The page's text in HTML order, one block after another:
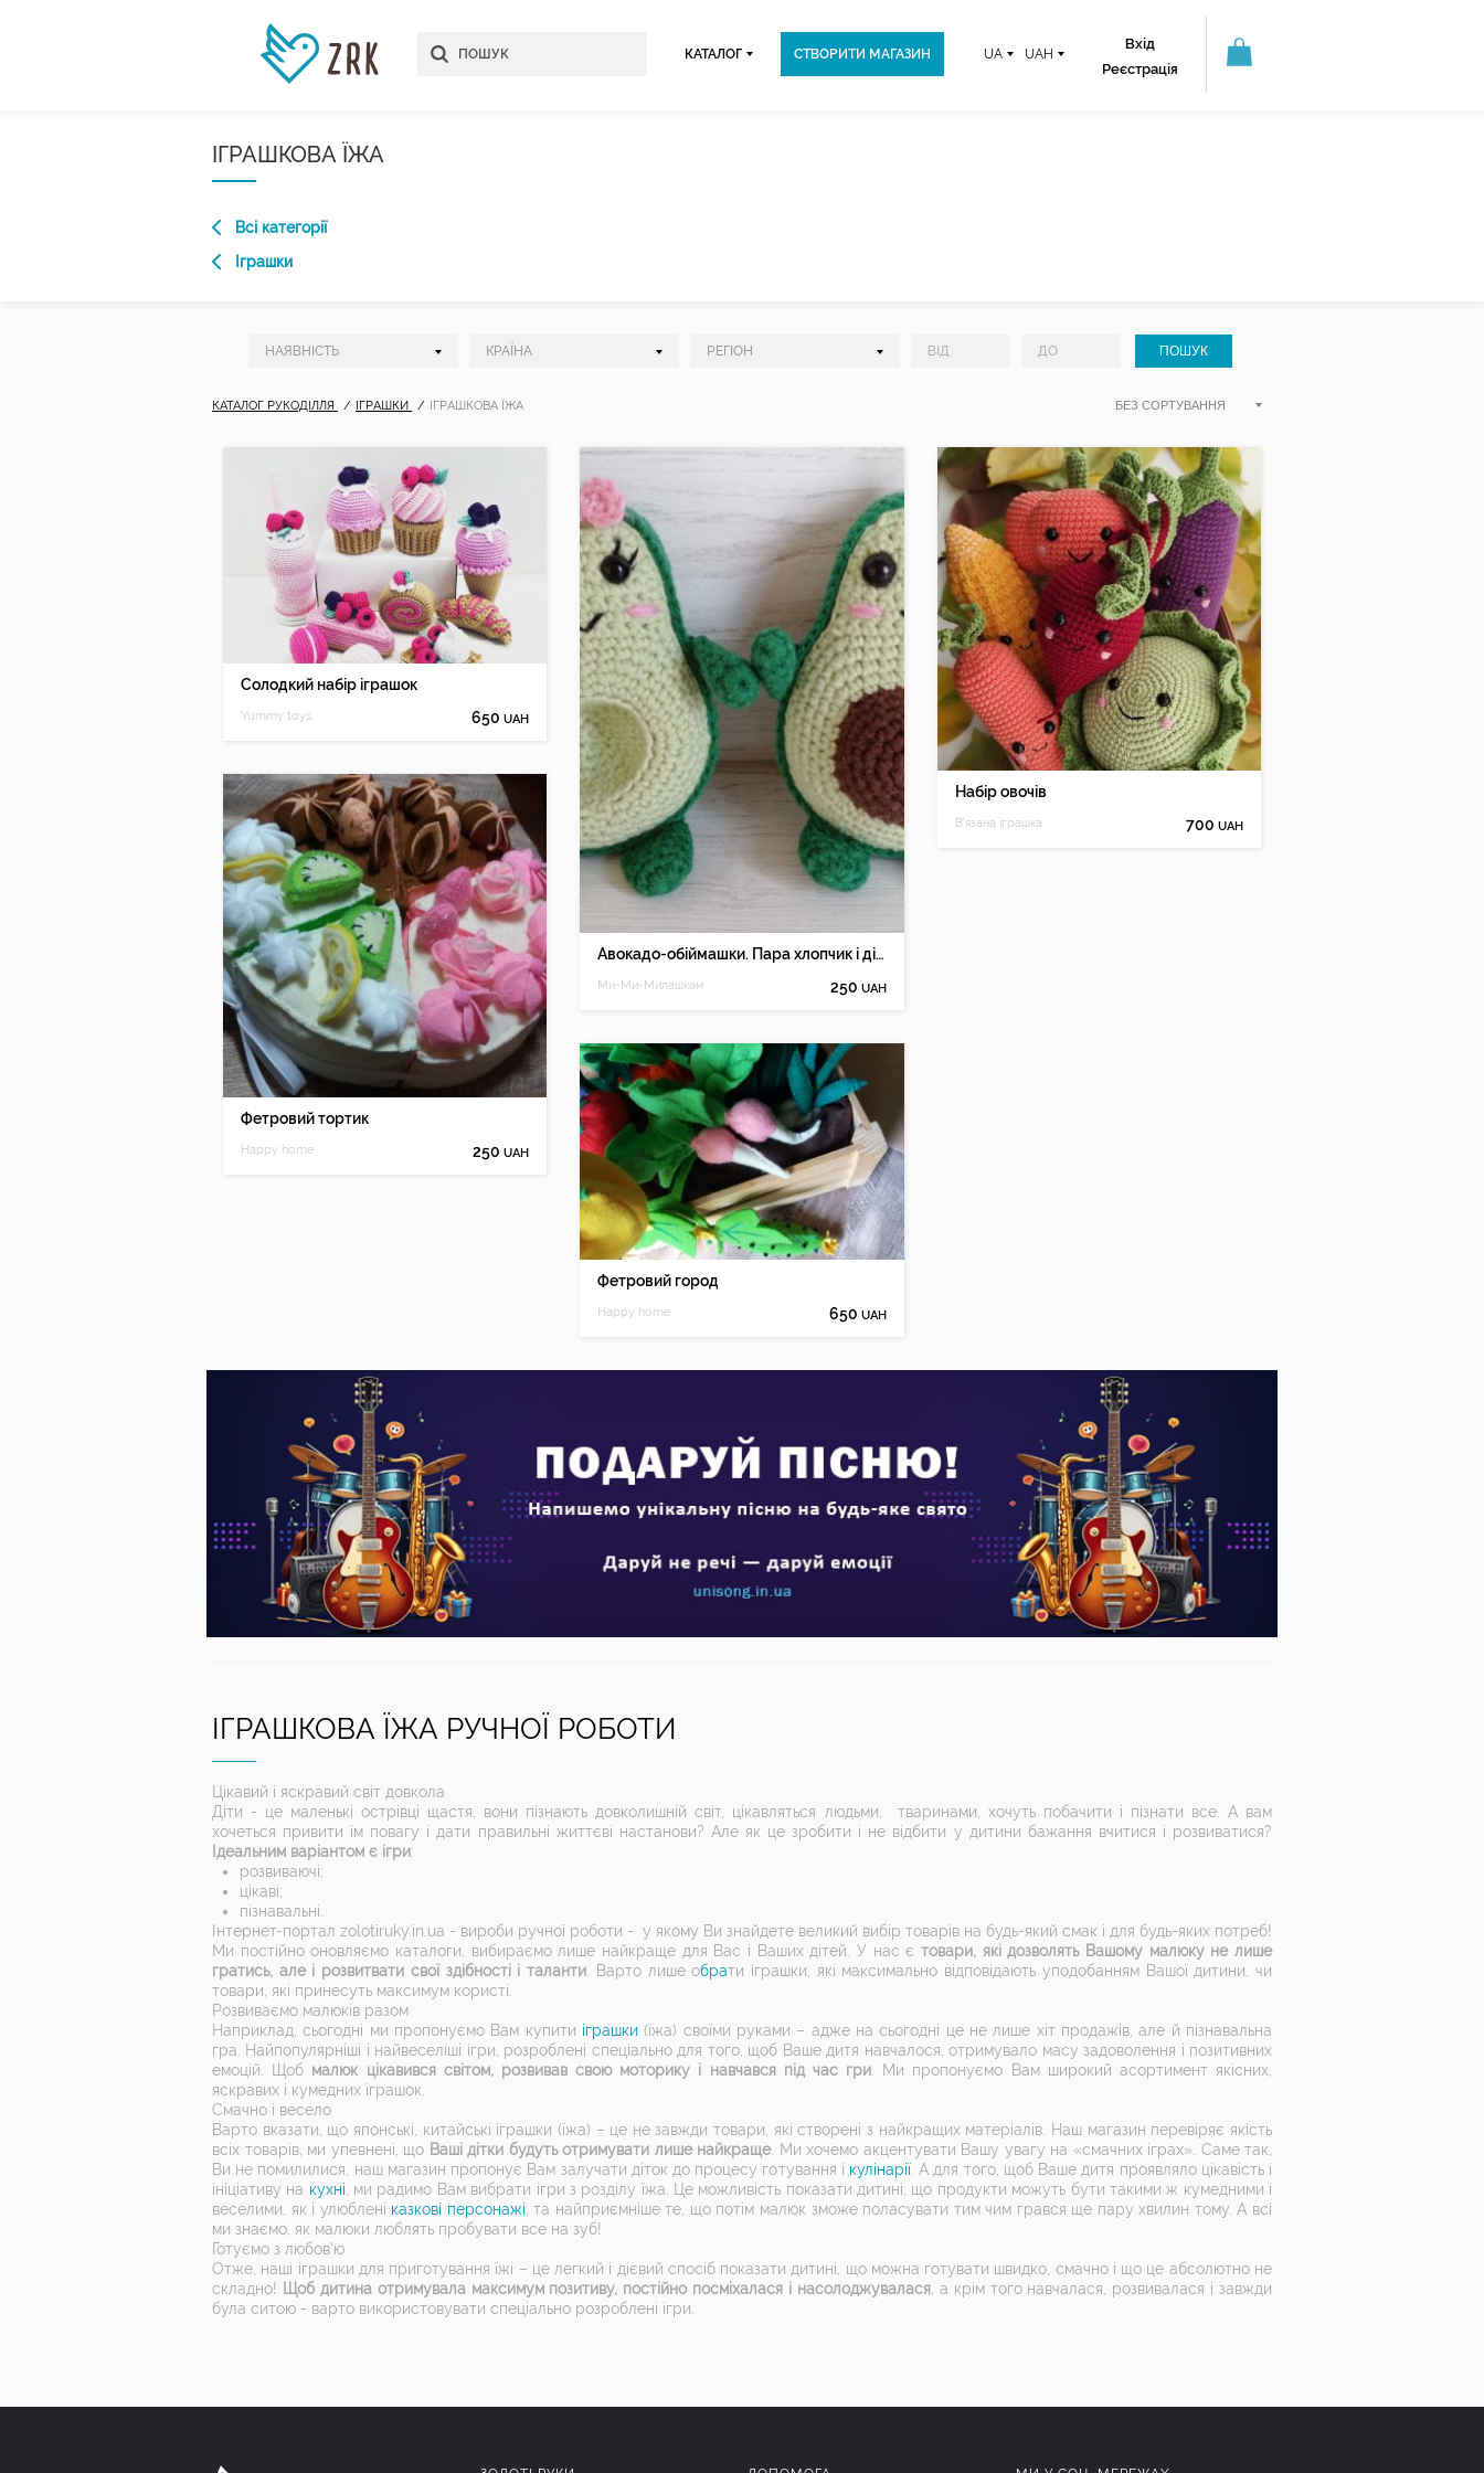
КАТАЛОГ
Вхід
Реєстрація
UAH
UA
СТВОРИТИ МАГАЗИН
ІГРАШКОВА ЇЖА
Всі категорії
Іграшки
КАТАЛОГ РУКОДІЛЛЯ ІГРАШКИ ІГРАШКОВА ЇЖА
Солодкий набір іграшок
Yummy toys 650UAH
Фетровий тортик
Happy home 250UAH
Авокадо-обіймашки. Пара хлопчик і дівчинка. В'язані іграшки.
Ми-Ми-Милашкам 250 UAH
Фетровий город
Happy home 650 UAH
Набір овочів
В'язана іграшка 700 UAH
ІГРАШКОВА ЇЖА РУЧНОЇ РОБОТИ
Цікавий і яскравий світ довкола
Діти - це маленькі острівці щастя, вони пізнають довколишній світ, цікавляться людьми, тваринами, хочуть побачити і пізнати все. А вам
хочеться привити їм повагу і дати правильні життєві настанови? Але як це зробити і не відбити у дитини бажання вчитися і розвиватися?
Ідеальним варіантом є ігри:
розвиваючі;
цікаві;
пізнавальні.
Інтернет-портал zolotiruky.in.ua - вироби ручної роботи - у якому Ви знайдете великий вибір товарів на будь-який смак і для будь-яких потреб!
Ми постійно оновляємо каталоги, вибираємо лише найкраще для Вас і Ваших дітей. У нас є товари, які дозволять Вашому малюку не лише
гратись, але і розвитвати свої здібності і таланти . Варто лише обрати іграшки, які максимально відповідають уподобанням Вашої дитини, чи
товари, які принесуть максимум користі.
Розвиваємо малюків разом
Наприклад, сьогодні ми пропонуємо Вам купити іграшки (їжа) своїми руками – адже на сьогодні це не лише хіт продажів, але й пізнавальна
гра. Найпопулярніші і найвеселіші ігри, розроблені спеціально для того, щоб Ваше дитя навчалося, отримувало масу задоволення і позитивних
емоцій. Щоб малюк цікавився світом, розвивав свою моторику і навчався під час гри . Ми пропонуємо Вам широкий асортимент якісних,
яскравих і кумедних іграшок.
Смачно і весело
Варто вказати, що японські, китайські іграшки (їжа) – це не завжди товари, які створені з найкращих матеріалів. Наш магазин перевіряє якість
всіх товарів, ми упевнені, що Ваші дітки будуть отримувати лише найкраще. Ми хочемо акцентувати Вашу увагу на «смачних іграх». Саме так,
Ви не помилилися, наш магазин пропонує Вам залучати діток до процесу готування і кулінарії. А для того, щоб Ваше дитя проявляло цікавість і
ініціативу на кухні , ми радимо Вам вибрати ігри з розділу їжа. Це можливість показати дитині, що продукти можуть бути такими ж кумедними і
веселими, як і улюблені казкові персонажі , та найприємніше те, що потім малюк зможе поласувати тим чим грався ще пару хвилин тому. А всі
ми знаємо, як малюки люблять пробувати все на зуб!
Готуємо з любов’ю
Отже, наші іграшки для приготування їжі – це легкий і дієвий спосіб показати дитині, що можна готувати швидко, смачно і що це абсолютно не
складно!
Щоб дитина отримувала максимум позитиву, постійно посміхалася і насолоджувалася, а крім того навчалася, розвивалася і завжди
була ситою - варто використовувати спеціально розроблені ігри.